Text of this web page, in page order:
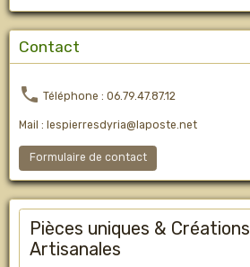
Contact
Téléphone : 06.79.47.87.12
Mail : lespierresdyria@laposte.net
Formulaire de contact
Pièces uniques & Créations
Artisanales